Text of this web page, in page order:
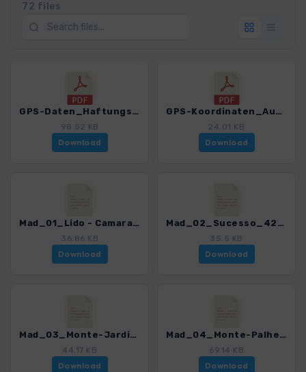
72 files
GPS-Daten_Haftungsausschluss-Nutzungsbedingungen_WF_Madeira_4274_16.pdf
98.52 KB
Download
GPS-Koordinaten_Ausgangspunkte_WF_Madeira_4274_16.pdf
24.01 KB
Download
Mad_01_Lido - Camara de Lobos_4274_16.gpx
36.86 KB
Download
Mad_02_Sucesso_4274_16.gpx
35.5 KB
Download
Mad_03_Monte-JardimBotanico_4274_16.gpx
44.17 KB
Download
Mad_04_Monte-PalheiroGardens_4274_16.gpx
69.14 KB
Download